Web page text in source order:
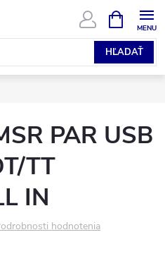
HĽADAŤ
KOŠÍK
PAR USB
TT
IN
hodnotenia